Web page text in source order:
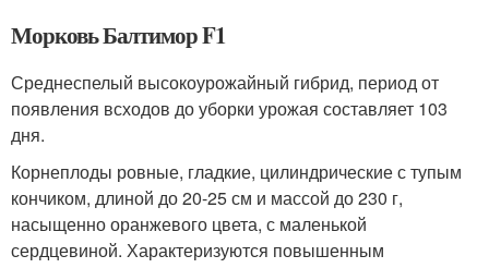
Морковь Балтимор F1
Среднеспелый высокоурожайный гибрид, период от
появления всходов до уборки урожая составляет 103
дня.
Корнеплоды ровные, гладкие, цилиндрические с тупым
кончиком, длиной до 20-25 см и массой до 230 г,
насыщенно оранжевого цвета, с маленькой
сердцевиной. Характеризуются повышенным